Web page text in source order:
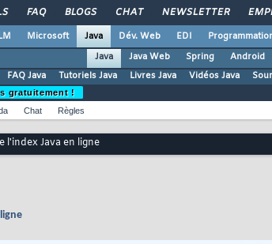
FAQ BLOGS CHAT NEWSLETTER
Microsoft Java Dév. Web EDI
Java
Java Web Spring Android
FAQ Java Tutoriels Java Livres Java Vidéos Java
gratuitement !
Chat Règles
l'index Java en ligne